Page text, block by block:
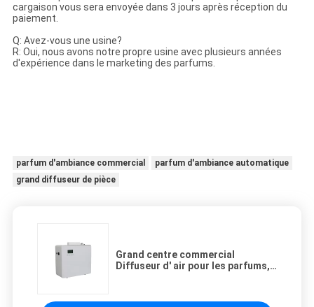
cargaison vous sera envoyée dans 3 jours après réception du
paiement.
Q: Avez-vous une usine?
R: Oui, nous avons notre propre usine avec plusieurs années
d'expérience dans le marketing des parfums.
parfum d'ambiance commercial
parfum d'ambiance automatique
grand diffuseur de pièce
Grand centre commercial
Diffuseur d' air pour les parfums,